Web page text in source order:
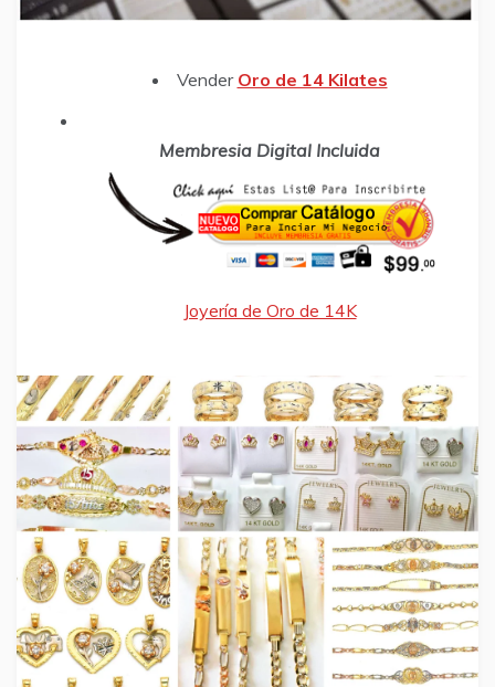
Vender Oro de 14 Kilates
Membresia Digital Incluida
Joyería de Oro de 14K